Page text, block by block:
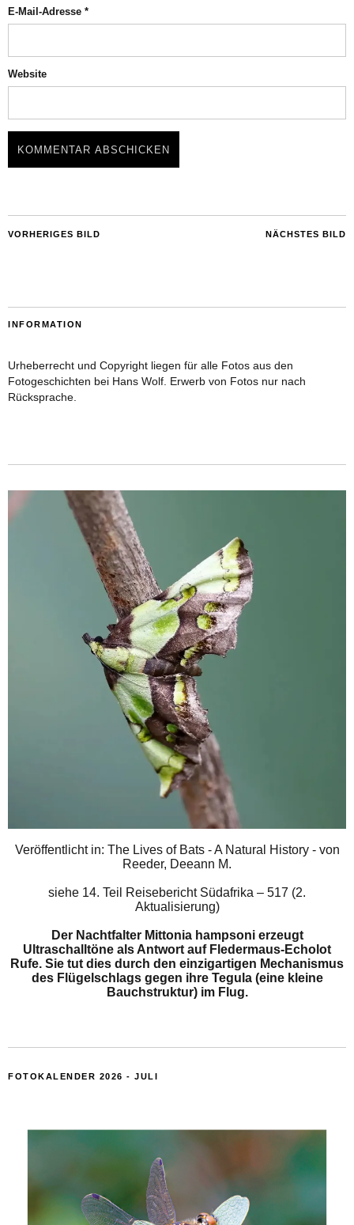
E-Mail-Adresse *
Website
NÄCHSTES BILD
VORHERIGES BILD
INFORMATION
Urheberrecht und Copyright liegen für alle Fotos aus den
Fotogeschichten bei Hans Wolf. Erwerb von Fotos nur nach
Rücksprache.
Veröffentlicht in: The Lives of Bats - A Natural History - von
Reeder, Deeann M.
siehe 14. Teil Reisebericht Südafrika – 517 (2.
Aktualisierung)
Der Nachtfalter Mittonia hampsoni erzeugt
Ultraschalltöne als Antwort auf Fledermaus-Echolot
Rufe. Sie tut dies durch den einzigartigen Mechanismus
des Flügelschlags gegen ihre Tegula (eine kleine
Bauchstruktur) im Flug.
FOTOKALENDER 2026 - JULI